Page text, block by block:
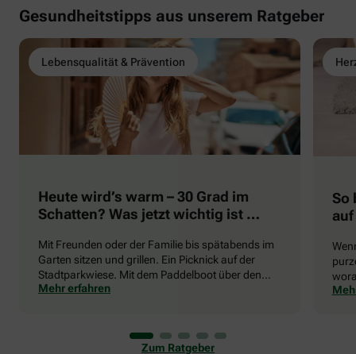
Gesundheitstipps aus unserem Ratgeber
Lebensqualität & Prävention
Heute wird’s warm – 30 Grad im
Schatten? Was jetzt wichtig ist …
Mit Freunden oder der Familie bis spätabends im
Garten sitzen und grillen. Ein Picknick auf der
Stadtparkwiese. Mit dem Paddelboot über den
See gleiten oder eine Radtour durch die blühende
er uns auch ganz schön zu schaffen. Wenn die
Temperaturen tagsüber auf mehr als 30 Grad
Mehr erfahren
So
die
Zum Ratgeber